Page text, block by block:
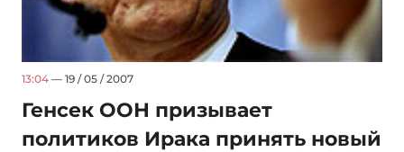
13:04 — 19 / 05 / 2007
Генсек ООН призывает
политиков Ирака принять новый